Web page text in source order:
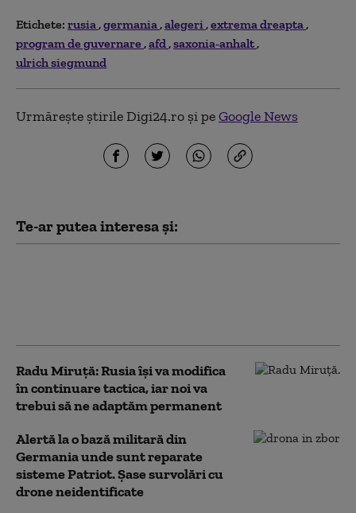
Etichete: rusia germania alegeri extrema dreapta
program de guvernare afd saxonia-anhalt
ulrich siegmund
Urmărește știrile Digi24.ro și peGoogle News
Te-ar putea interesa și:
Radu Miruță: Rusia își va modifica
în continuare tactica, iar noi va
trebui să ne adaptăm permanent
Alertă la o bază militară din
Germania unde sunt reparate
sisteme Patriot. Șase survolări cu
drone neidentificate